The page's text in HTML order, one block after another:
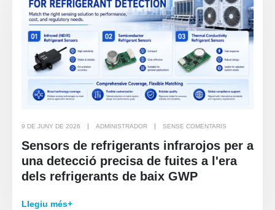
9 DE JUNY DE 2026 ADMINISTRADOR SENSE COMENTARIS
Sensors de refrigerants infrarojos per a
una detecció precisa de fuites a l'era
dels refrigerants de baix GWP
Llegiu més+